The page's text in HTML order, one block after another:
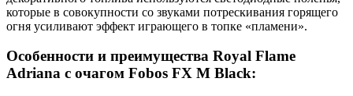
которые в совокупности со звуками потрескивания горящего
огня усиливают эффект играющего в топке «пламени».
Особенности и преимущества Royal Flame
Adriana с очагом Fobos FX M Black: